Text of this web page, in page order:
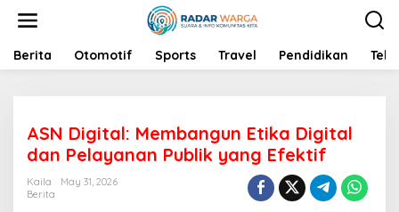
t
Berita Otomotif Sports Travel Pendidikan
ASN Digital: Membangun Etika Digital
dan Pelayanan Publik yang Efektif
Kaila
May 31, 2026
Berita